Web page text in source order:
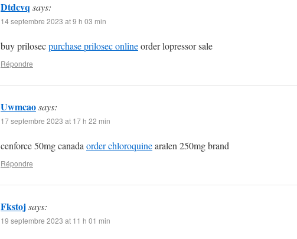
Dtdcvq says:
14 septembre 2023 at 9 h 03 min
buy prilosecpurchase prilosec onlineorder lopressor sale
Répondre
Uwmcaosays:
17 septembre 2023 at 17 h 22 min
cenforce 50mg canada order chloroquinearalen 250mg brand
Répondre
Fkstojsays:
19 septembre 2023 at 11 h 01 min